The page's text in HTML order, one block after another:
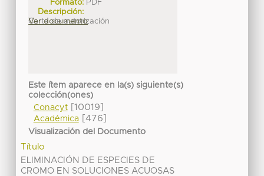
Formato: PDF
Descripción:
Carta de autorización
Ver documento
Este ítem aparece en la(s) siguiente(s)
colección(ones)
Conacyt[10019]
Académica[476]
Visualización del Documento
Título
ELIMINACIÓN DE ESPECIES DE
CROMO EN SOLUCIONES ACUOSAS